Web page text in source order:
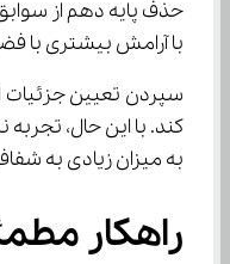
با آرامش بیشتری با فضای جدید آموزشی آشنا
به میزان زیادی به
راهکار